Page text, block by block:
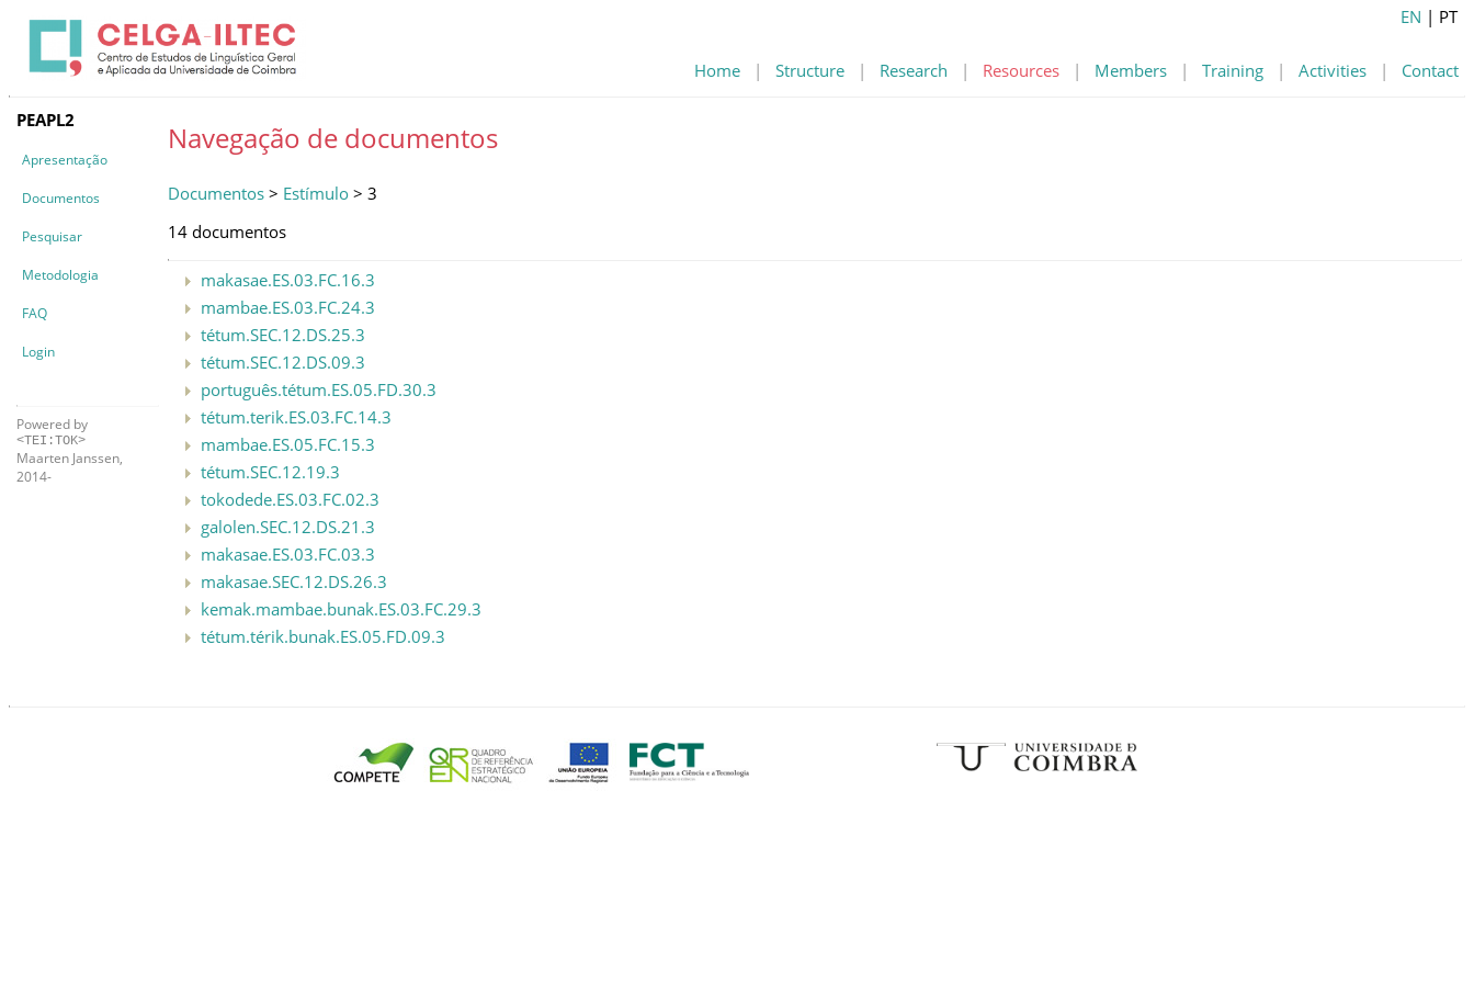
Home | Structure | Research | Resources | Members | Training | Activities | Contact
EN | PT
PEAPL2
Apresentação
Documentos
Pesquisar
Metodologia
FAQ
Login
Powered by
<TEI:TOK>
Maarten Janssen,
2014-
Navegação de documentos
Documentos > Estímulo > 3
14 documentos
makasae.ES.03.FC.16.3
mambae.ES.03.FC.24.3
tétum.SEC.12.DS.25.3
tétum.SEC.12.DS.09.3
português.tétum.ES.05.FD.30.3
tétum.terik.ES.03.FC.14.3
mambae.ES.05.FC.15.3
tétum.SEC.12.19.3
tokodede.ES.03.FC.02.3
galolen.SEC.12.DS.21.3
makasae.ES.03.FC.03.3
makasae.SEC.12.DS.26.3
kemak.mambae.bunak.ES.03.FC.29.3
tétum.térik.bunak.ES.05.FD.09.3